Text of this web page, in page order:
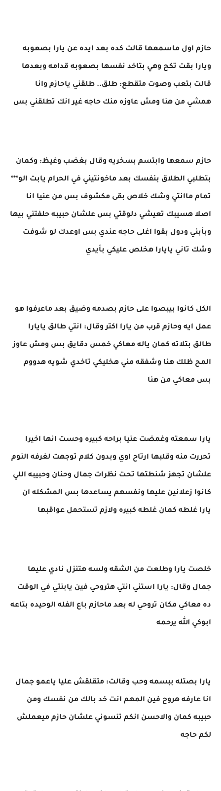
حازم اول ماسمعها قالت كده بعد ايده عن يارا بصعوبه
ويارا بقت تكح وهي بتاخد نفسها بصعوبه قدامه وبعدها
قالت بتعب وصوت متقطع: طلق.. طلقني ياحازم وانا
همشي من هنا ومش عاوزه منك حاجه غير انك تطلقني بس
حازم سمعها وابتسم بسخريه وقال بغضب وغيظ: وكمان
بتطلبي الطلاق بنفسك بعد ماخونتيني في الحرام يابت الو***
تمام ماانتي وشك خلاص بقى مكشوف بس من عنيا انا
اصلا هسيبك تعيشي دلوقتي بس علشان حبيبه حلفتني بيها
وبأبني ودول بقوا اغلى حاجه عندي بس اوعدك لو شوفت
وشك تاني يايارا هخلص عليكي بأيدي
الكل كانوا بيبصوا على حازم بصدمه وضيق بعد ماعرفوا هو
عمل ايه وحازم قرب من يارا اكتر وقال: انتي طالق يايارا
طالق بتلاته كمان ياله معاكي خمس دقايق بس ومش عاوز
المح ظلك هنا وشفقه مني هخليكي تاخدي شويه هدووم
بس معاكي من هنا
يارا سمعته وغمضت عنيا براحه كبيره وحست انها اخيرا
تحررت منه وقلبها ارتاح اوي وبدون كلام توجهت لغرفه النوم
علشان تجهز شنطتها تحت نظرات جمال وحنان وحبيبه اللي
كانوا زعلانين عليها ونفسهم يساعدها بس المشكله ان
يارا غلطه كمان غلطه كبيره ولازم تستحمل عواقبها
خلصت يارا وطلعت من الشقه ولسه هتنزل نادي عليها
جمال وقال: يارا استني انتي هتروحي فين يابنتي في الوقت
ده معاكي مكان تروحي له بعد ماحازم باع الفله الوحيده بتاعه
ابوكي الله يرحمه
يارا بصتله ببسمه وحب وقالت: متقلقش عليا ياعمو جمال
انا عارفه هروح فين المهم انت خد بالك من نفسك ومن
حبيبه كمان والاحسن انكم تنسوني علشان حازم ميعملش
لكم حاجه